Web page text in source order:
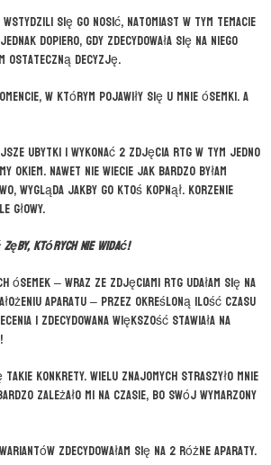
wstydzili się go nosić, natomiast w tym temacie
Jednak dopiero, gdy zdecydowała się na niego
ostateczną decyzję.
w którym pojawiły się u mnie ósemki. A
ubytki i wykonać 2 zdjęcia RTG w tym jedno
okiem. Nawet nie wiecie jak bardzo byłam
wygląda jakby go ktoś kopnął. Korzenie
głowy.
zęby, których nie widać!
– wraz ze zdjęciami RTG udałam się na
aparatu – przez określoną ilość czasu
i zdecydowana większość stawiała na
konkrety. Wielu znajomych straszyło mnie
zależało mi na czasie, bo swój wymarzony
zdecydowałam się na 2 różne aparaty.